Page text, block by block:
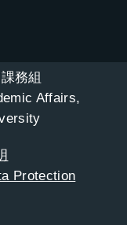
務組
Affairs,
Protection